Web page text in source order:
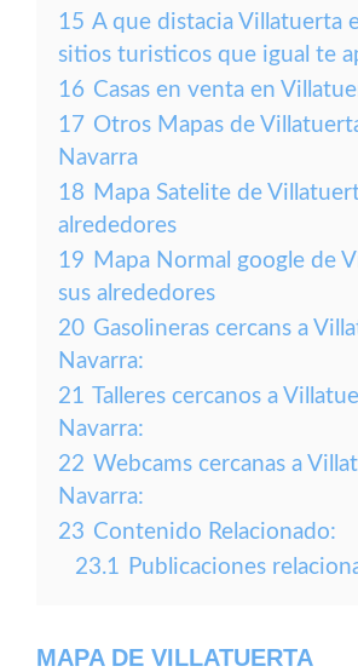
15 A que distacia Villatuerta
sitios turisticos que igual te
16 Casas en venta en
17 Otros Mapas de
Navarra
18 Mapa Satelite de
alrededores
19 Mapa Normal google de
sus alrededores
20 Gasolineras cercans a
Navarra:
21 Talleres cercanos a
Navarra:
22 Webcams cercanas a
Navarra:
23 Contenido Relacionado:
23.1 Publicaciones
MAPA DE VILLATUERTA